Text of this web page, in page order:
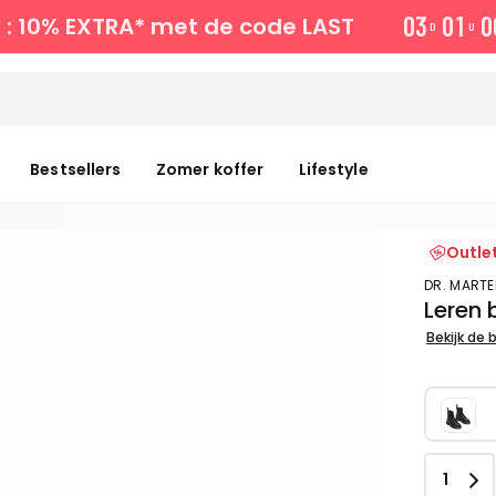
10% EXTRA* met de code LAST 03 D 01 U 0
Bestsellers Zomer koffer Lifestyle
DR.
Leren
Bekijk de
Aantal
1